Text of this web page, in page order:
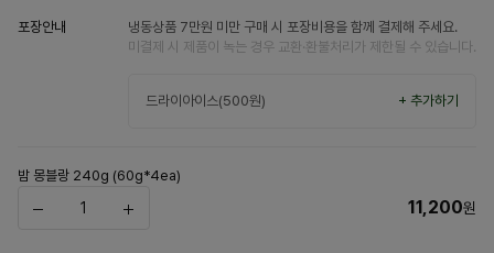
포장안내
냉동상품 7만원 미만 구매 시 포장비용을 함께 결제해 주세요.
미결제 시 제품이 녹는 경우 교환·환불처리가 제한될 수 있습니다.
드라이아이스(500원) + 추가하기
밤 몽블랑 240g (60g*4ea)
11,200원